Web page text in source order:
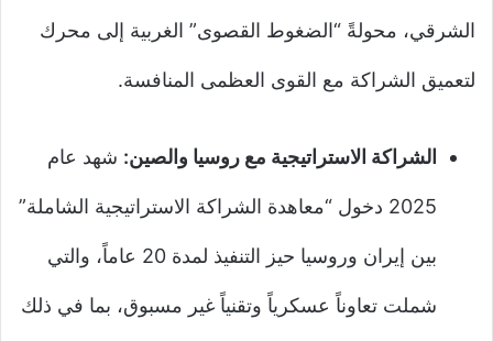
الشرقي، محولةً “الضغوط القصوى” الغربية إلى محرك
لتعميق الشراكة مع القوى العظمى المنافسة.
الشراكة الاستراتيجية مع روسيا والصين: شهد عام
2025 دخول “معاهدة الشراكة الاستراتيجية الشاملة”
بين إيران وروسيا حيز التنفيذ لمدة 20 عاماً، والتي
شملت تعاوناً عسكرياً وتقنياً غير مسبوق، بما في ذلك